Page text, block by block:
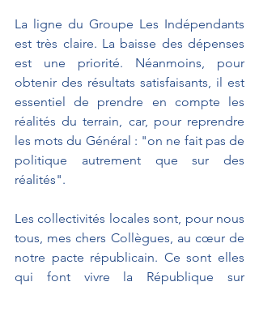
La ligne du Groupe Les Indépendants
est très claire. La baisse des dépenses
est une priorité. Néanmoins, pour
obtenir des résultats satisfaisants, il est
essentiel de prendre en compte les
réalités du terrain, car, pour reprendre
les mots du Général : "on ne fait pas de
politique autrement que sur des
réalités".
Les collectivités locales sont, pour nous
tous, mes chers Collègues, au cœur de
notre pacte républicain. Ce sont elles
qui font vivre la République sur